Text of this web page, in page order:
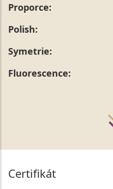
Proporce:
Polish:
Symetrie:
Fluorescence:
Certifikát